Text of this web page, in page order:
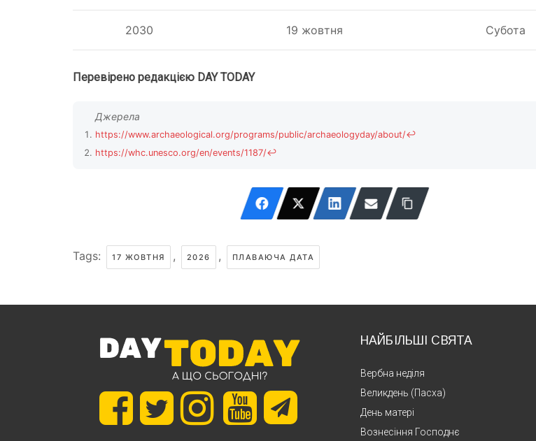
2030 19 жовтня Субота
Перевірено редакцією DAY TODAY
https://www.archaeological.org/programs/public/archaeologyday/about/↩
https://whc.unesco.org/en/events/1187/↩
Tags: 17 ЖОВТНЯ , 2026 , ПЛАВАЮЧА ДАТА
НАЙБІЛЬШІ СВЯТА
Вербна неділя
Великдень (Пасха)
День матері
Вознесіння Господнє